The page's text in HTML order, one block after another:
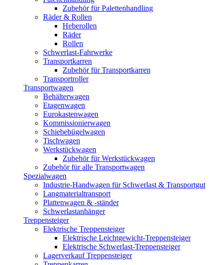
Zubehör für Palettenhandling
Räder & Rollen
Heberollen
Räder
Rollen
Schwerlast-Fahrwerke
Transportkarren
Zubehör für Transportkarren
Transportroller
Transportwagen
Behälterwagen
Etagenwagen
Eurokastenwagen
Kommissionierwagen
Schiebebügelwagen
Tischwagen
Werkstückwagen
Zubehör für Werkstückwagen
Zubehör für alle Transportwagen
Spezialwagen
Industrie-Handwagen für Schwerlast & Transportgut
Langmaterialtransport
Plattenwagen & -ständer
Schwerlastanhänger
Treppensteiger
Elektrische Treppensteiger
Elektrische Leichtgewicht-Treppensteiger
Elektrische Schwerlast-Treppensteiger
Lagerverkauf Treppensteiger